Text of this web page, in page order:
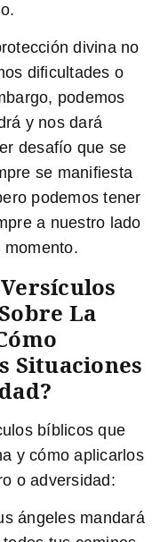
divina no
dificultades o
podemos
y nos dará
desafío que se
se manifiesta
podemos tener
a nuestro lado
La
Situaciones
bíblicos que
y cómo aplicarlos
o adversidad:
ángeles mandará